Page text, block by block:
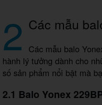
2 Các mẫu
Các mẫu balo
hành lý tưởng dành cho
số sản phẩm nổi bật mà
2.1 Balo Yonex